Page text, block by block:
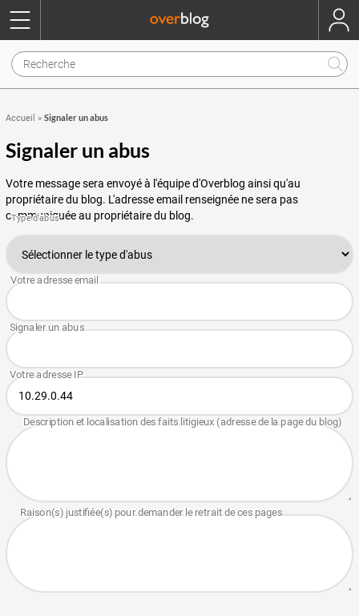
Accueil » Signaler un abus
Signaler un abus
Votre message sera envoyé à l'équipe d'Overblog ainsi qu'au
propriétaire du blog. L'adresse email renseignée ne sera pas
communiquée au propriétaire du blog.